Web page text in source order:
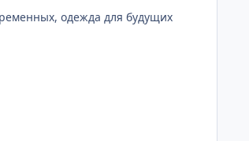
одежда для будущих